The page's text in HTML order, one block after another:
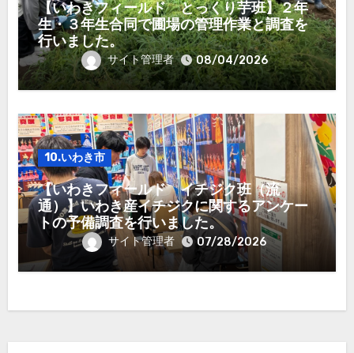
【いわきフィールド とっくり芋班】２年
生・３年生合同で圃場の管理作業と調査を
行いました。
サイト管理者 08/04/2026
10.いわき市
【いわきフィールド イチジク班（流
通）】いわき産イチジクに関するアンケー
トの予備調査を行いました。
サイト管理者 07/28/2026